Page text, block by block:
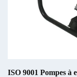
ISO 9001 Pompes à